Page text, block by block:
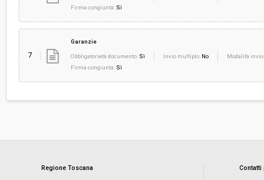
Firma congiunta: Sì
7
Garanzie
Obbligatorietà documento: Sì Invio multiplo: No
Modalità
Firma congiunta: Sì
Regione Toscana